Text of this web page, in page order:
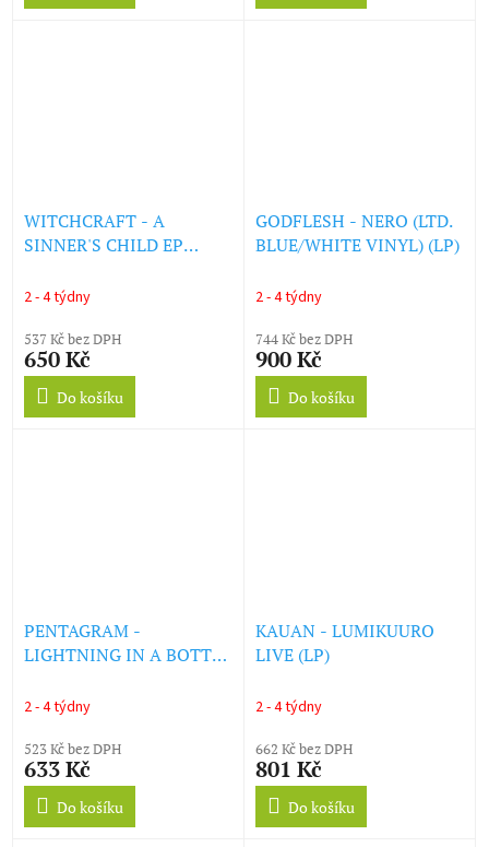
WITCHCRAFT - A
SINNER'S CHILD EP
(LP)
2 - 4 týdny
537 Kč bez DPH
650 Kč
Do košíku
GODFLESH - NERO (LTD.
BLUE/WHITE VINYL) (LP)
2 - 4 týdny
744 Kč bez DPH
900 Kč
Do košíku
PENTAGRAM -
LIGHTNING IN A BOTTLE
2 - 4 týdny
523 Kč bez DPH
633 Kč
Do košíku
KAUAN - LUMIKUURO
LIVE (LP)
2 - 4 týdny
662 Kč bez DPH
801 Kč
Do košíku